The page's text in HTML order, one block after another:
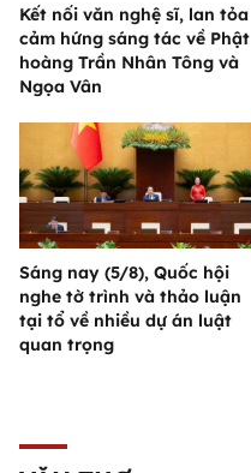
Kết nối văn nghệ sĩ, lan tỏa
cảm hứng sáng tác về Phật
hoàng Trần Nhân Tông và
Ngọa Vân
Sáng nay (5/8), Quốc hội
nghe tờ trình và thảo luận
tại tổ về nhiều dự án luật
quan trọng